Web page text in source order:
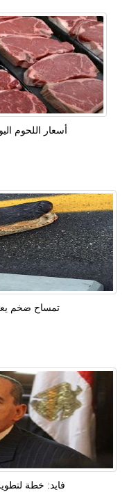
أسعار اللحوم
تمساح ضخم
فايد: خطة